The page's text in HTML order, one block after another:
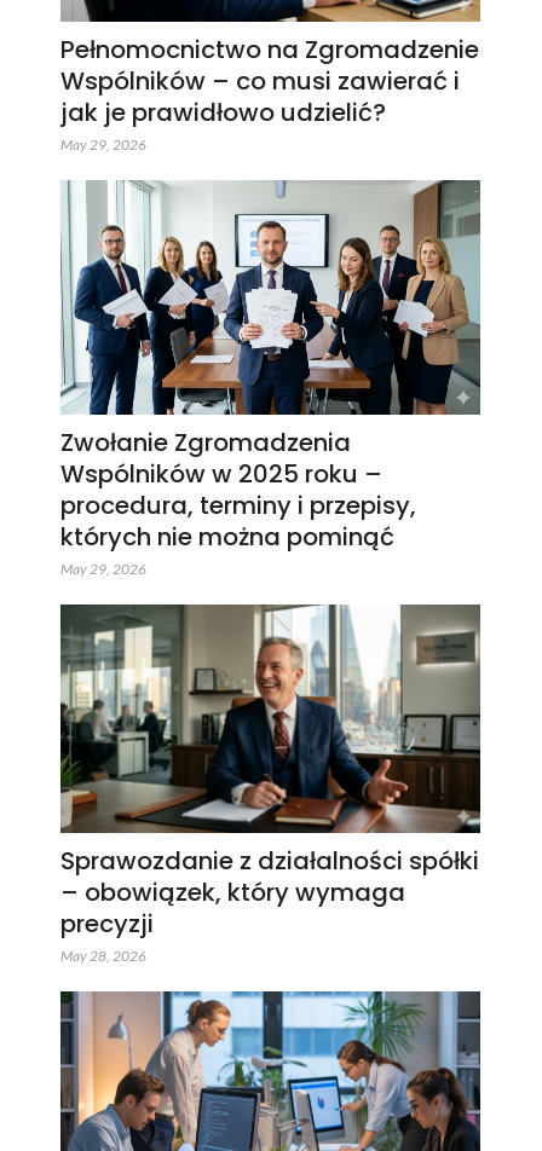
Pełnomocnictwo na Zgromadzenie
Wspólników – co musi zawierać i
jak je prawidłowo udzielić?
May 29, 2026
Zwołanie Zgromadzenia
Wspólników w 2025 roku –
procedura, terminy i przepisy,
których nie można pominąć
May 29, 2026
Sprawozdanie z działalności spółki
– obowiązek, który wymaga
precyzji
May 28, 2026